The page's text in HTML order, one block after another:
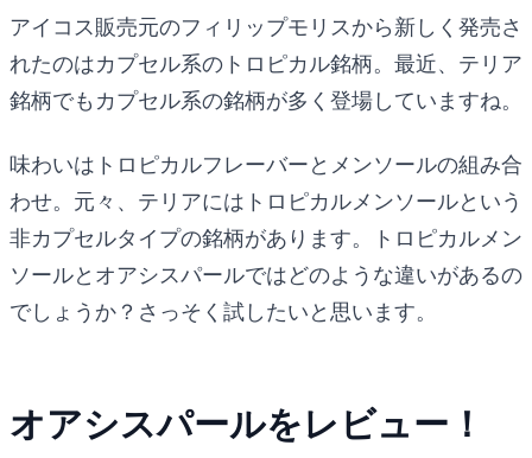
アイコス販売元のフィリップモリスから新しく発売さ
れたのはカプセル系のトロピカル銘柄。最近、テリア
銘柄でもカプセル系の銘柄が多く登場していますね。
味わいはトロピカルフレーバーとメンソールの組み合
わせ。元々、テリアにはトロピカルメンソールという
非カプセルタイプの銘柄があります。トロピカルメン
ソールとオアシスパールではどのような違いがあるの
でしょうか？さっそく試したいと思います。
オアシスパールをレビュー！